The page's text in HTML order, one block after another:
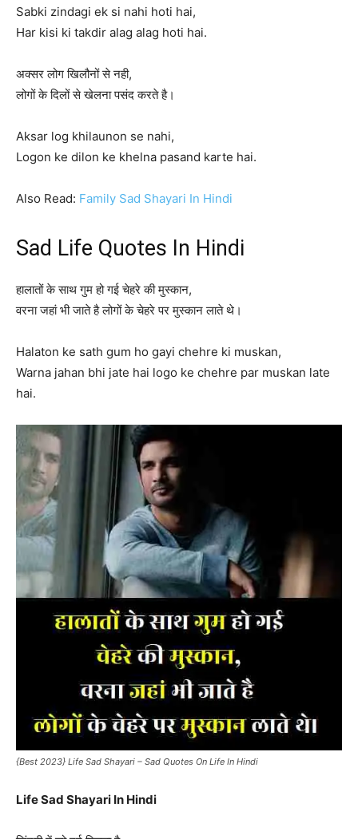
Sabki zindagi ek si nahi hoti hai,
Har kisi ki takdir alag alag hoti hai.
अक्सर लोग खिलौनों से नही,
लोगों के दिलों से खेलना पसंद करते है।
Aksar log khilaunon se nahi,
Logon ke dilon ke khelna pasand karte hai.
Also Read: Family Sad Shayari In Hindi
Sad Life Quotes In Hindi
हालातों के साथ गुम हो गई चेहरे की मुस्कान,
वरना जहां भी जाते है लोगों के चेहरे पर मुस्कान लाते थे।
Halaton ke sath gum ho gayi chehre ki muskan,
Warna jahan bhi jate hai logo ke chehre par muskan late
hai.
{Best 2023} Life Sad Shayari – Sad Quotes On Life In Hindi
Life Sad Shayari In Hindi